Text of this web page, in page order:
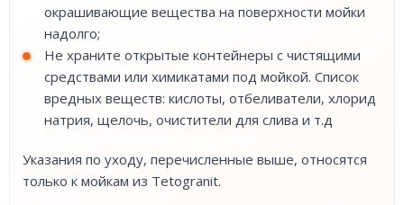
окрашивающие вещества на поверхности мойки
надолго;
Не храните открытые контейнеры с чистящими
средствами или химикатами под мойкой. Список
вредных веществ: кислоты, отбеливатели, хлорид
натрия, щелочь, очистители для слива и т.д
Указания по уходу, перечисленные выше, относятся
только к мойкам из Tetogranit.